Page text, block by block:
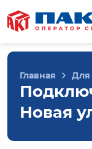
Главная Для
Новая